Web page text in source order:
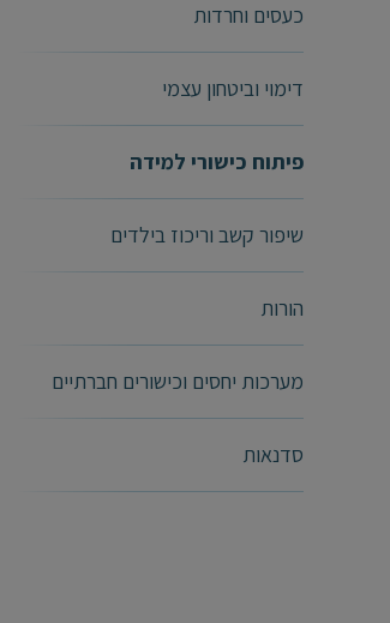
כעסים וחרדות
דימוי וביטחון עצמי
פיתוח כישורי למידה
שיפור קשב וריכוז בילדים
הורות
מערכות יחסים וכישורים חברתיים
סדנאות